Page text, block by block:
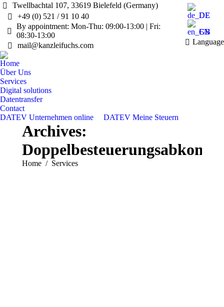
Twellbachtal 107, 33619 Bielefeld (Germany)
+49 (0) 521 / 91 10 40
By appointment: Mon-Thu: 09:00-13:00 | Fri:
08:30-13:00
mail@kanzleifuchs.com
DE
EN
Language
Home
Über Uns
Services
Digital solutions
Datentransfer
Contact
DATEV Unternehmen online
DATEV Meine Steuern
Archives:
You are here:
Home Services